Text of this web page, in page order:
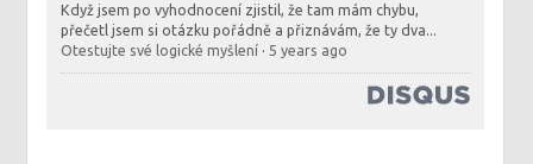
Když jsem po vyhodnocení zjistil, že tam mám chybu,
přečetl jsem si otázku pořádně a přiznávám, že ty dva...
Otestujte své logické myšlení · 5 years ago